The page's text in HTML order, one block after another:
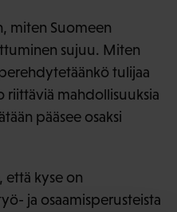
miten Suomeen
sujuu. Miten
tulijaa
riittäviä mahdollisuuksia
pääsee osaksi
että kyse on
ja osaamisperusteista